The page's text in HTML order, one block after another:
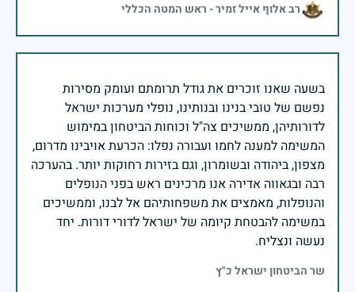
רב אלוף אייל זמיר - ראש המטה הכללי
בשעה שאנו זוכרים את גודל תרומתם ועומק מסירות
נפשם של טובי בנינו ובנותינו, נופלי מערכות ישראל
לדורותיהן, ממשיכים צה"ל וכוחות הביטחון במימוש
המשימה למענה לחמו ועבורה נפלו: הכרעת אויבינו מדרום,
מצפון, ביהודה ובשומרון, וגם בזירות רחוקות יותר. בהערכה
רבה ובגאווה אדירה אנו מרכינים ראש בפני הנופלים
והנופלות, מאמצים את משפחותיהם אל לבנו, וממשיכים
במשימה להבטחת קיומה של ישראל לדורי דורות. יחד
נעשה ונצליח.
שר הביטחון ישראל כ"ץ